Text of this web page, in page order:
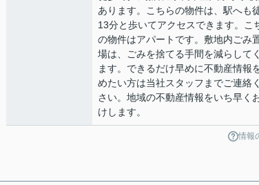
あります。こちらの物件は、駅へも
13分と歩いてアクセスできます。こ
の物件はアパートです。敷地内ごみ
場は、ごみを捨てる手間を減らして
ます。できるだけ早めに不動産情報
めたい方は当社スタッフまでご連絡
さい。地域の不動産情報をいち早く
けします。
情報